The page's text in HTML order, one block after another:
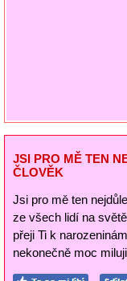
JSI PRO MĚ TEN
ČLOVĚK
Jsi pro mě ten
ze všech lidí na
přeji Ti k
nekonečně moc